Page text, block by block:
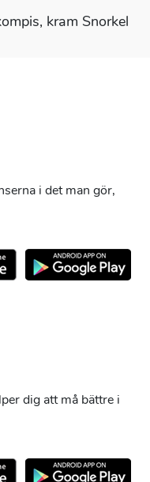
kram Snorkel
i det man gör,
dig att må bättre i